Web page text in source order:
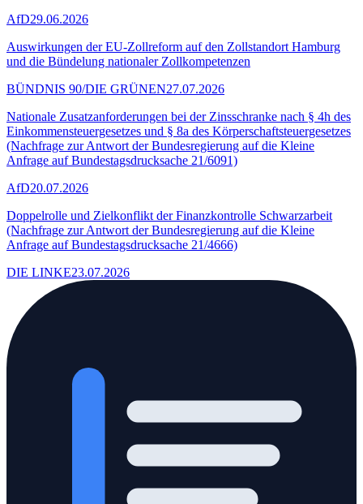
AfD29.06.2026
Auswirkungen der EU-Zollreform auf den Zollstandort Hamburg
und die Bündelung nationaler Zollkompetenzen
BÜNDNIS 90/DIE GRÜNEN27.07.2026
Nationale Zusatzanforderungen bei der Zinsschranke nach § 4h des
Einkommensteuergesetzes und § 8a des Körperschaftsteuergesetzes
(Nachfrage zur Antwort der Bundesregierung auf die Kleine
Anfrage auf Bundestagsdrucksache 21/6091)
AfD20.07.2026
Doppelrolle und Zielkonflikt der Finanzkontrolle Schwarzarbeit
(Nachfrage zur Antwort der Bundesregierung auf die Kleine
Anfrage auf Bundestagsdrucksache 21/4666)
DIE LINKE23.07.2026